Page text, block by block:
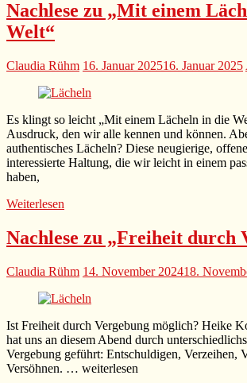
Nachlese zu „Mit einem
Welt“
Claudia Rühm 16. Januar 202516. Januar 2025
Es klingt so leicht „Mit einem Lächeln in die
Ausdruck, den wir alle kennen und können.
authentisches Lächeln? Diese neugierige,
interessierte Haltung, die wir leicht in einem
haben,
Weiterlesen
Nachlese zu „Freiheit durch
Claudia Rühm 14. November 202418.
Ist Freiheit durch Vergebung möglich? Heike
hat uns an diesem Abend durch
Vergebung geführt: Entschuldigen, Verzeihen,
Versöhnen. … weiterlesen